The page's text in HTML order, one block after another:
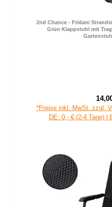
2nd Chance - Fridani
Grün Klappstuhl mit
*Preise inkl. MwSt. zzgl.
DE: 0,- € (2-4 Tage) |